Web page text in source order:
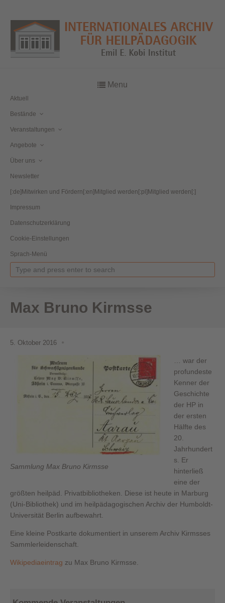
Menu
Aktuell
Bestände
Veranstaltungen
Angebote
Über uns
Newsletter
[:de]Mitwirken und Fördern[:en]Mitglied werden[:pl]Mitglied werden[:]
Impressum
Datenschutzerklärung
Cookie-Einstellungen
Sprach-Menü
Max Bruno Kirmsse
5. Oktober 2016
Sammlung Max Bruno Kirmsse
… war der
profundeste
Kenner der
Geschichte
der HP in
der ersten
Hälfte des
20.
Jahrhundert
s. Er
hinterließ
eine der
größten heilpäd. Privatbibliotheken. Diese ist heute in Marburg
(Uni-Bibliothek) und im heilpädagogischen Archiv der Humboldt-
Universität Berlin aufbewahrt.
Eine kleine Postkarte dokumentiert in unserem Archiv Kirmsses
Sammlerleidenschaft.
Wikipediaeintrag zu Max Bruno Kirmsse.